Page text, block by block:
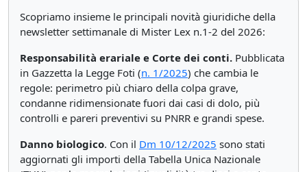
Scopriamo insieme le principali novità giuridiche della
newsletter settimanale di Mister Lex n.1-2 del 2026:
Responsabilità erariale e Corte dei conti. Pubblicata
in Gazzetta la Legge Foti (n. 1/2025) che cambia le
regole: perimetro più chiaro della colpa grave,
condanne ridimensionate fuori dai casi di dolo, più
controlli e pareri preventivi su PNRR e grandi spese.
Danno biologico. Con il Dm 10/12/2025 sono stati
aggiornati gli importi della Tabella Unica Nazionale